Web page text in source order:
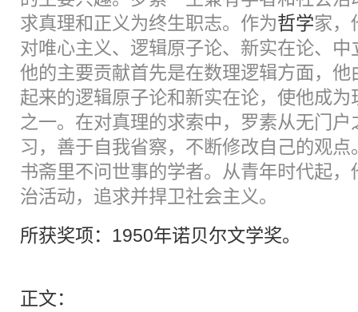
求真理和正义为终生职志。作为哲学家，
对唯心主义、逻辑原子论、新实在论、
他的主要贡献首先是在数理逻辑方面，
起来的逻辑原子论和新实在论，使他成
之一。在对真理的求索中，罗素从无门
习，善于自我省察，不断修改自己的观
书斋里不问世事的学者。从青年时代起
治活动，追求并捍卫社会主义。
所获奖项：1950年诺贝尔文学奖。
正文：